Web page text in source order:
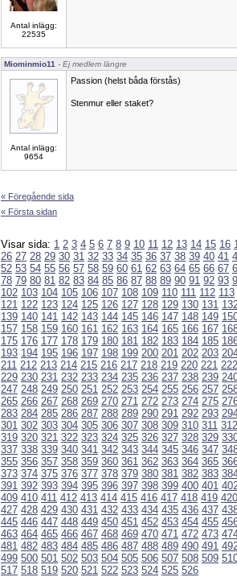
Antal inlägg:
22535
Miominmio11 - Ej medlem längre
Antal inlägg:
9654
Passion (helst båda förstås)
Stenmur eller staket?
« Föregående sida
« Första sidan
Visar sida: 1 2 3 4 5 6 7 8 9 10 11 12 13 14 15 16
26 27 28 29 30 31 32 33 34 35 36 37 38 39 40 41
52 53 54 55 56 57 58 59 60 61 62 63 64 65 66 67
78 79 80 81 82 83 84 85 86 87 88 89 90 91 92 93
102 103 104 105 106 107 108 109 110 111 112 113
121 122 123 124 125 126 127 128 129 130 131
139 140 141 142 143 144 145 146 147 148 149
157 158 159 160 161 162 163 164 165 166 167
175 176 177 178 179 180 181 182 183 184 185
193 194 195 196 197 198 199 200 201 202 203
211 212 213 214 215 216 217 218 219 220 221 222
229 230 231 232 233 234 235 236 237 238 239
247 248 249 250 251 252 253 254 255 256 257
265 266 267 268 269 270 271 272 273 274 275
283 284 285 286 287 288 289 290 291 292 293
301 302 303 304 305 306 307 308 309 310 311 312
319 320 321 322 323 324 325 326 327 328 329
337 338 339 340 341 342 343 344 345 346 347
355 356 357 358 359 360 361 362 363 364 365
373 374 375 376 377 378 379 380 381 382 383
391 392 393 394 395 396 397 398 399 400 401
409 410 411 412 413 414 415 416 417 418 419 420
427 428 429 430 431 432 433 434 435 436 437
445 446 447 448 449 450 451 452 453 454 455
463 464 465 466 467 468 469 470 471 472 473
481 482 483 484 485 486 487 488 489 490 491
499 500 501 502 503 504 505 506 507 508 509
517 518 519 520 521 522 523 524 525 526